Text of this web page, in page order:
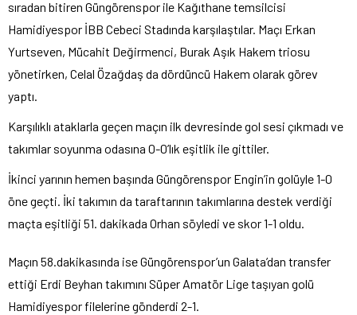
sıradan bitiren Güngörenspor ile Kağıthane temsilcisi
Hamidiyespor İBB Cebeci Stadında karşılaştılar. Maçı Erkan
Yurtseven, Mücahit Değirmenci, Burak Aşık Hakem triosu
yönetirken, Celal Özağdaş da dördüncü Hakem olarak görev
yaptı.
Karşılıklı ataklarla geçen maçın ilk devresinde gol sesi çıkmadı ve
takımlar soyunma odasına 0-0’lık eşitlik ile gittiler.
İkinci yarının hemen başında Güngörenspor Engin’in golüyle 1-0
öne geçti. İki takımın da taraftarının takımlarına destek verdiği
maçta eşitliği 51. dakikada Orhan söyledi ve skor 1-1 oldu.
Maçın 58.dakikasında ise Güngörenspor’un Galata’dan transfer
ettiği Erdi Beyhan takımını Süper Amatör Lige taşıyan golü
Hamidiyespor filelerine gönderdi 2-1.